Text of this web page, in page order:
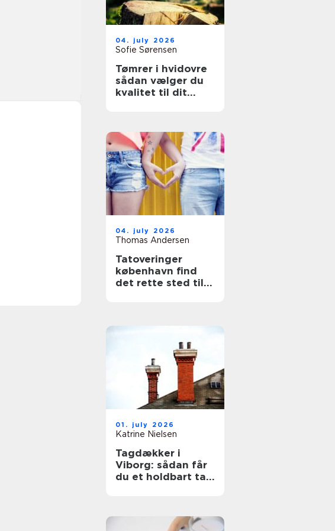
04. july 2026
Sofie Sørensen
Tømrer i hvidovre
sådan vælger du
kvalitet til dit
04. july 2026
Thomas Andersen
Tatoveringer
københavn find
det rette sted til
01. july 2026
Katrine Nielsen
Tagdækker i
Viborg: sådan får
du et holdbart tag